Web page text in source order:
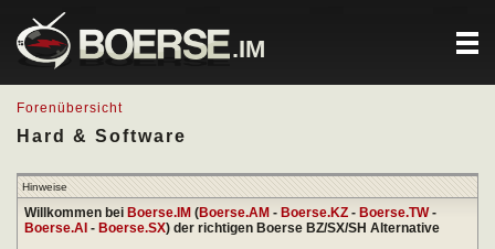
.IM
Forenübersicht
Hard & Software
Hinweise
Willkommen bei Boerse.IM (Boerse.AM - Boerse.KZ - Boerse.TW-
Boerse.AI - Boerse.SX) der richtigen Boerse BZ/SX/SH Alternative